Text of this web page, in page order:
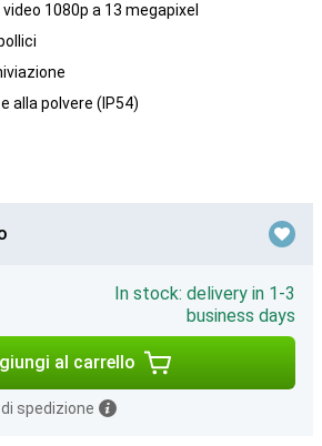
1080p a 13 megapixel
alla polvere (IP54)
In stock: delivery in 1-3
business days
al carrello
spedizione